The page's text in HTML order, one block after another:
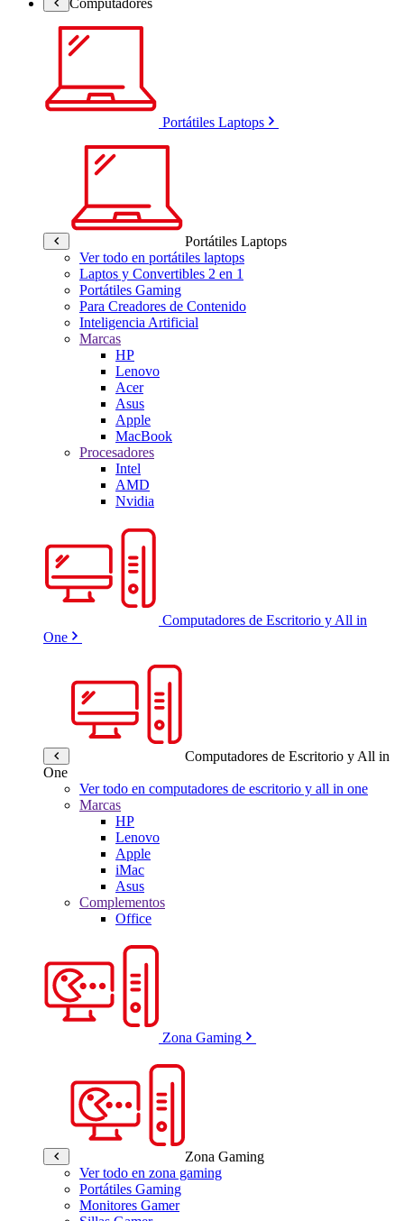
Portátiles Laptops
Portátiles Laptops
Ver todo en portátiles laptops
Laptos y Convertibles 2 en 1
Portátiles Gaming
Para Creadores de Contenido
Inteligencia Artificial
Marcas
HP
Lenovo
Acer
Asus
Apple
MacBook
Procesadores
Intel
AMD
Nvidia
Computadores de Escritorio y All in
One
Computadores de Escritorio y All in
One
Ver todo en computadores de escritorio y all in one
Marcas
HP
Lenovo
Apple
iMac
Asus
Complementos
Office
Zona Gaming
Zona Gaming
Ver todo en zona gaming
Portátiles Gaming
Monitores Gamer